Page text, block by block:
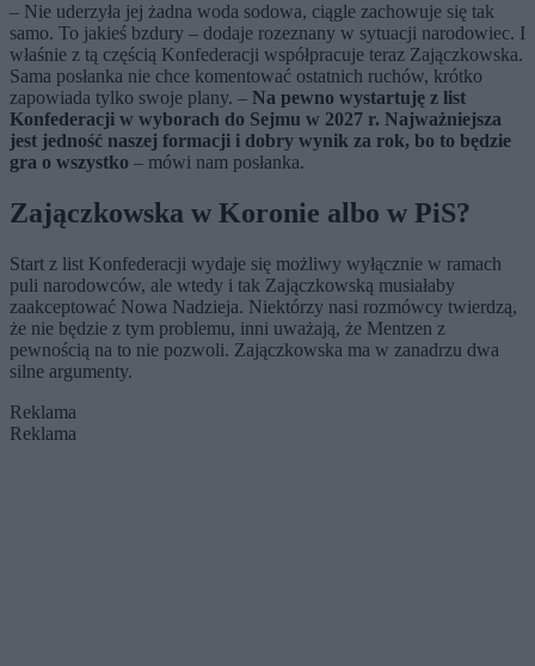
– Nie uderzyła jej żadna woda sodowa, ciągle zachowuje się tak
samo. To jakieś bzdury – dodaje rozeznany w sytuacji narodowiec. I
właśnie z tą częścią Konfederacji współpracuje teraz Zajączkowska.
Sama posłanka nie chce komentować ostatnich ruchów, krótko
zapowiada tylko swoje plany. – Na pewno wystartuję z list
Konfederacji w wyborach do Sejmu w 2027 r. Najważniejsza
jest jedność naszej formacji i dobry wynik za rok, bo to będzie
gra o wszystko – mówi nam posłanka.
Zajączkowska w Koronie albo w PiS?
Start z list Konfederacji wydaje się możliwy wyłącznie w ramach
puli narodowców, ale wtedy i tak Zajączkowską musiałaby
zaakceptować Nowa Nadzieja. Niektórzy nasi rozmówcy twierdzą,
że nie będzie z tym problemu, inni uważają, że Mentzen z
pewnością na to nie pozwoli. Zajączkowska ma w zanadrzu dwa
silne argumenty.
Reklama
Reklama